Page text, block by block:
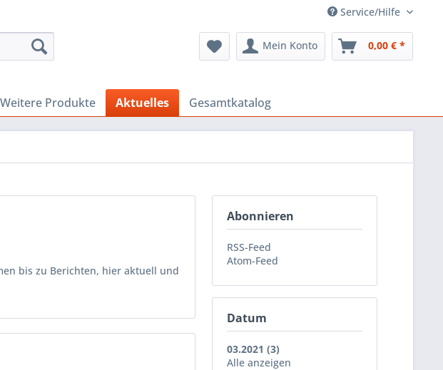
Service/Hilfe
Mein Konto 0,00 € *
Weitere Produkte Aktuelles Gesamtkatalog
Abonnieren
RSS-Feed
Atom-Feed
Datum
03.2021 (3)
Alle anzeigen
bis zu Berichten, hier aktuell und